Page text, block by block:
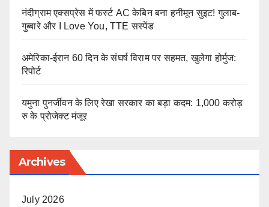
नंदीग्राम एक्सप्रेस में फर्स्ट AC केबिन बना हनीमून सुइट! गुलाब-
गुब्बारे और I Love You, TTE सस्पेंड
अमेरिका-ईरान 60 दिन के संघर्ष विराम पर सहमत, खुलेगा होर्मुज:
रिपोर्ट
यमुना पुनर्जीवन के लिए रेखा सरकार का बड़ा कदम: 1,000 करोड़
रु के प्रोजेक्ट मंजूर
Archives
July 2026